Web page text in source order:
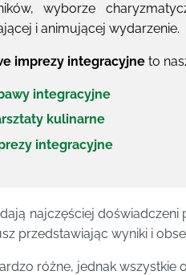
wyborze
i animującej wydarzenie.
imprezy integracyjne to
integracyjne
kulinarne
integracyjne
najczęściej
przedstawiając wyniki i
różne, jednak wszystkie